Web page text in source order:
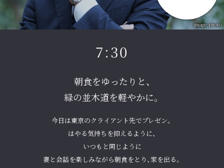
image photo
7:30
朝食をゆったりと、
緑の並木道を軽やかに。
今日は東京のクライアント先でプレゼン。
はやる気持ちを抑えるように、
いつもと同じように
妻と会話を楽しみながら朝食をとり、家を出る。